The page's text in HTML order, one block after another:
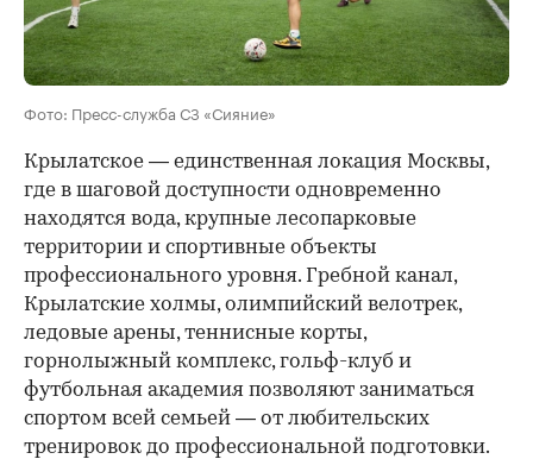
Фото: Пресс-служба СЗ «Сияние»
Крылатское — единственная локация Москвы,
где в шаговой доступности одновременно
находятся вода, крупные лесопарковые
территории и спортивные объекты
профессионального уровня. Гребной канал,
Крылатские холмы, олимпийский велотрек,
ледовые арены, теннисные корты,
горнолыжный комплекс, гольф-клуб и
футбольная академия позволяют заниматься
спортом всей семьей — от любительских
тренировок до профессиональной подготовки.